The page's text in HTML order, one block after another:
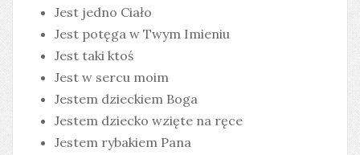
Jest jedno Ciało
Jest potęga w Twym Imieniu
Jest taki ktoś
Jest w sercu moim
Jestem dzieckiem Boga
Jestem dziecko wzięte na ręce
Jestem rybakiem Pana